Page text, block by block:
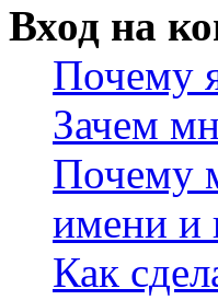
Вход на
Почему
Зачем
Почему
имени и
Как